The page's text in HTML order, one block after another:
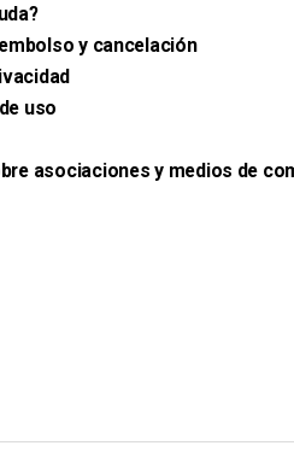
y cancelación
uso
asociaciones y medios de